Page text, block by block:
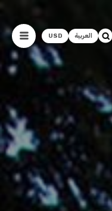
العربية USD